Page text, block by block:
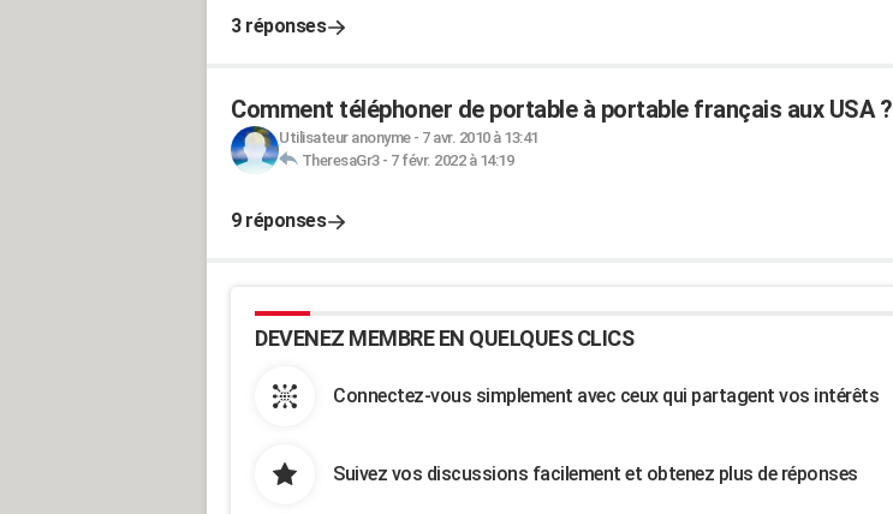
3 réponses
Comment téléphoner de portable à portable français aux USA ?
Utilisateur anonyme- 7 avr. 2010 à 13:41
TheresaGr3- 7 févr. 2022 à 14:19
9 réponses
DEVENEZ MEMBRE EN QUELQUES CLICS
Connectez-vous simplement avec ceux qui partagent vos intérêts
Suivez vos discussions facilement et obtenez plus de réponses